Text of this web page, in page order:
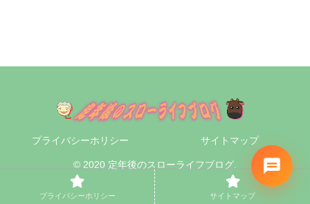
プライバシーホリシー サイトマップ
© 2020 定年後のスローライフブログ.
プライバシーホリシー サイトマップ